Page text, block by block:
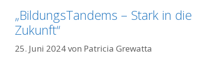
„BildungsTandems – Stark in die
Zukunft“
25. Juni 2024von Patricia Grewatta